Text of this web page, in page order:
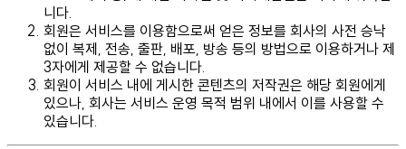
니다.
회원은 서비스를 이용함으로써 얻은 정보를 회사의 사전 승낙
없이 복제, 전송, 출판, 배포, 방송 등의 방법으로 이용하거나 제
3자에게 제공할 수 없습니다.
회원이 서비스 내에 게시한 콘텐츠의 저작권은 해당 회원에게
있으나, 회사는 서비스 운영 목적 범위 내에서 이를 사용할 수
있습니다.